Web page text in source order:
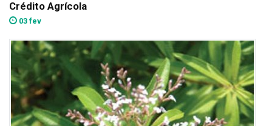
Crédito Agrícola
03 fev